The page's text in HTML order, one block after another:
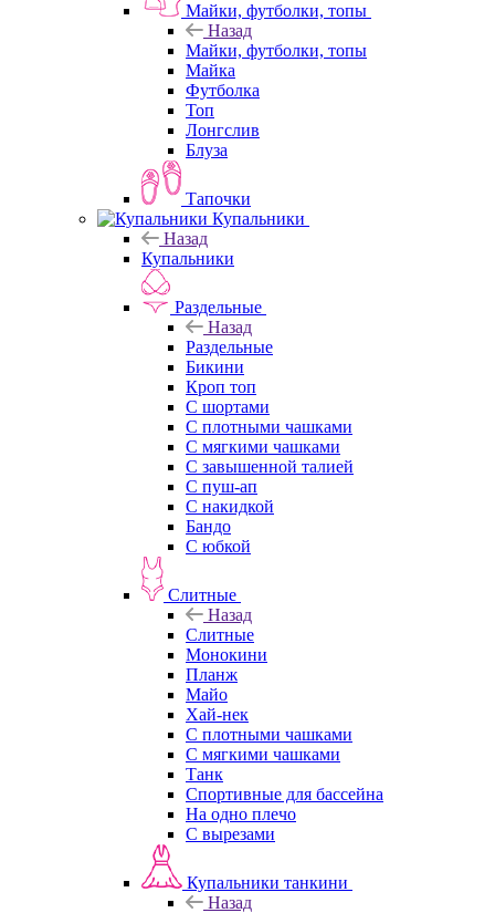
Майки, футболки, топы
Назад
Майки, футболки, топы
Майка
Футболка
Топ
Лонгслив
Блуза
Тапочки
Купальники
Назад
Купальники
Раздельные
Назад
Раздельные
Бикини
Кроп топ
С шортами
С плотными чашками
С мягкими чашками
С завышенной талией
С пуш-ап
С накидкой
Бандо
С юбкой
Слитные
Назад
Слитные
Монокини
Планж
Майо
Хай-нек
С плотными чашками
С мягкими чашками
Танк
Спортивные для бассейна
На одно плечо
С вырезами
Купальники танкини
Назад